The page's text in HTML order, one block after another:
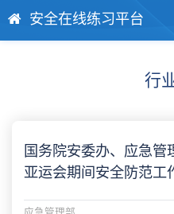
安全在线练习平台
行
国务院安委办、应急管
亚运会期间安全防范工